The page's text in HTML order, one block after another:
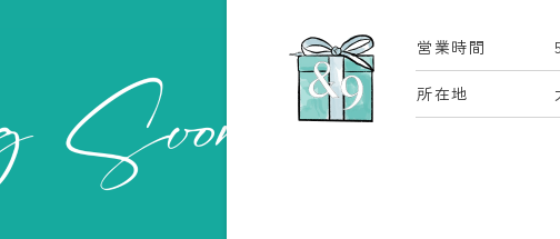
営業時間
所在地